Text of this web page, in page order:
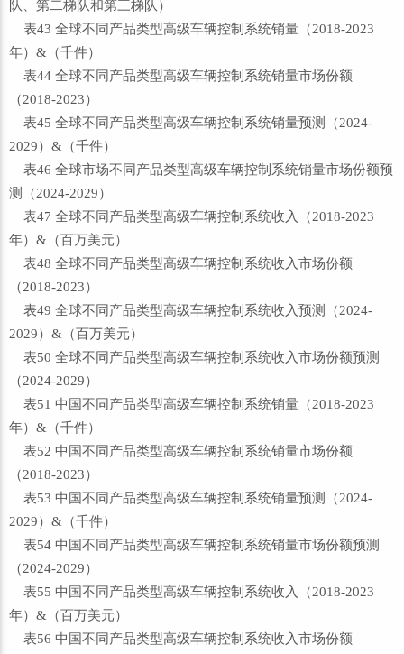
队、第二梯队和第三梯队）
表43 全球不同产品类型高级车辆控制系统销量（2018-2023
年）&（千件）
表44 全球不同产品类型高级车辆控制系统销量市场份额
（2018-2023）
表45 全球不同产品类型高级车辆控制系统销量预测（2024-
2029）&（千件）
表46 全球市场不同产品类型高级车辆控制系统销量市场份额预
测（2024-2029）
表47 全球不同产品类型高级车辆控制系统收入（2018-2023
年）&（百万美元）
表48 全球不同产品类型高级车辆控制系统收入市场份额
（2018-2023）
表49 全球不同产品类型高级车辆控制系统收入预测（2024-
2029）&（百万美元）
表50 全球不同产品类型高级车辆控制系统收入市场份额预测
（2024-2029）
表51 中国不同产品类型高级车辆控制系统销量（2018-2023
年）&（千件）
表52 中国不同产品类型高级车辆控制系统销量市场份额
（2018-2023）
表53 中国不同产品类型高级车辆控制系统销量预测（2024-
2029）&（千件）
表54 中国不同产品类型高级车辆控制系统销量市场份额预测
（2024-2029）
表55 中国不同产品类型高级车辆控制系统收入（2018-2023
年）&（百万美元）
表56 中国不同产品类型高级车辆控制系统收入市场份额